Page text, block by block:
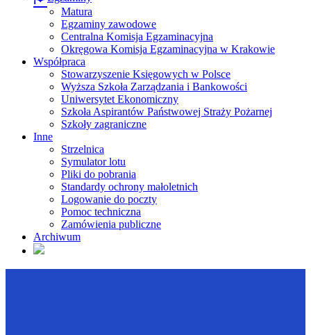
Matura
Egzaminy zawodowe
Centralna Komisja Egzaminacyjna
Okręgowa Komisja Egzaminacyjna w Krakowie
Współpraca
Stowarzyszenie Księgowych w Polsce
Wyższa Szkoła Zarządzania i Bankowości
Uniwersytet Ekonomiczny
Szkoła Aspirantów Państwowej Straży Pożarnej
Szkoły zagraniczne
Inne
Strzelnica
Symulator lotu
Pliki do pobrania
Standardy ochrony małoletnich
Logowanie do poczty
Pomoc techniczna
Zamówienia publiczne
Archiwum